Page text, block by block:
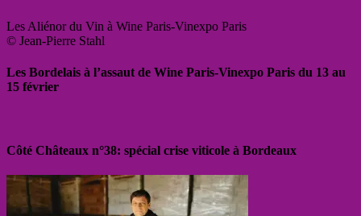
Les Aliénor du Vin à Wine Paris-Vinexpo Paris
© Jean-Pierre Stahl
Les Bordelais à l’assaut de Wine Paris-Vinexpo Paris du 13 au
15 février
Côté Châteaux n°38: spécial crise viticole à Bordeaux